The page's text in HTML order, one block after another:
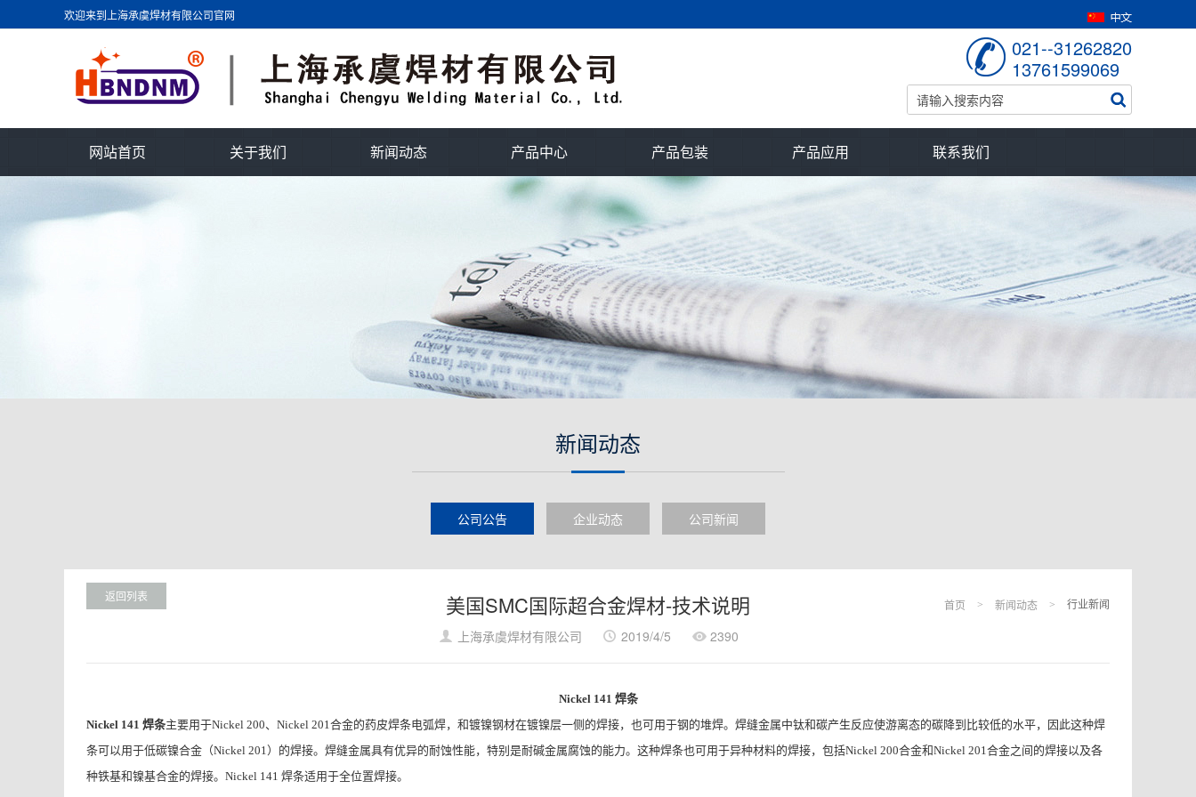
欢迎来到上海承虞焊材有限公司官网
021--31262820
13761599069
网站首页 关于我们 新闻动态 产品中心 产品包装 产品应用 联系我们
新闻动态
公司公告 企业动态 公司新闻
返回列表
首页 > 新闻动态 > 行业新闻
美国SMC国际超合金焊材-技术说明
上海承虞焊材有限公司 2019/4/5 2390
Nickel 141 焊条
Nickel 141 焊条主要用于Nickel 200、 Nickel 201合金的药皮焊条电弧焊，和镀镍钢材在镀镍层一侧的焊接，也可用于钢的堆焊。焊缝金属中钛和碳产生反应使游离态的碳降到比较低的水平，因此这种焊
条可以用于低碳镍合金（Nickel 201）的焊接。焊缝金属具有优异的耐蚀性能，特别是耐碱金属腐蚀的能力。这种焊条也可用于异种材料的焊接，包括Nickel 200合金和Nickel 201合金之间的焊接以及各
种铁基和镍基合金的焊接。 Nickel 141 焊条适用于全位置焊接。